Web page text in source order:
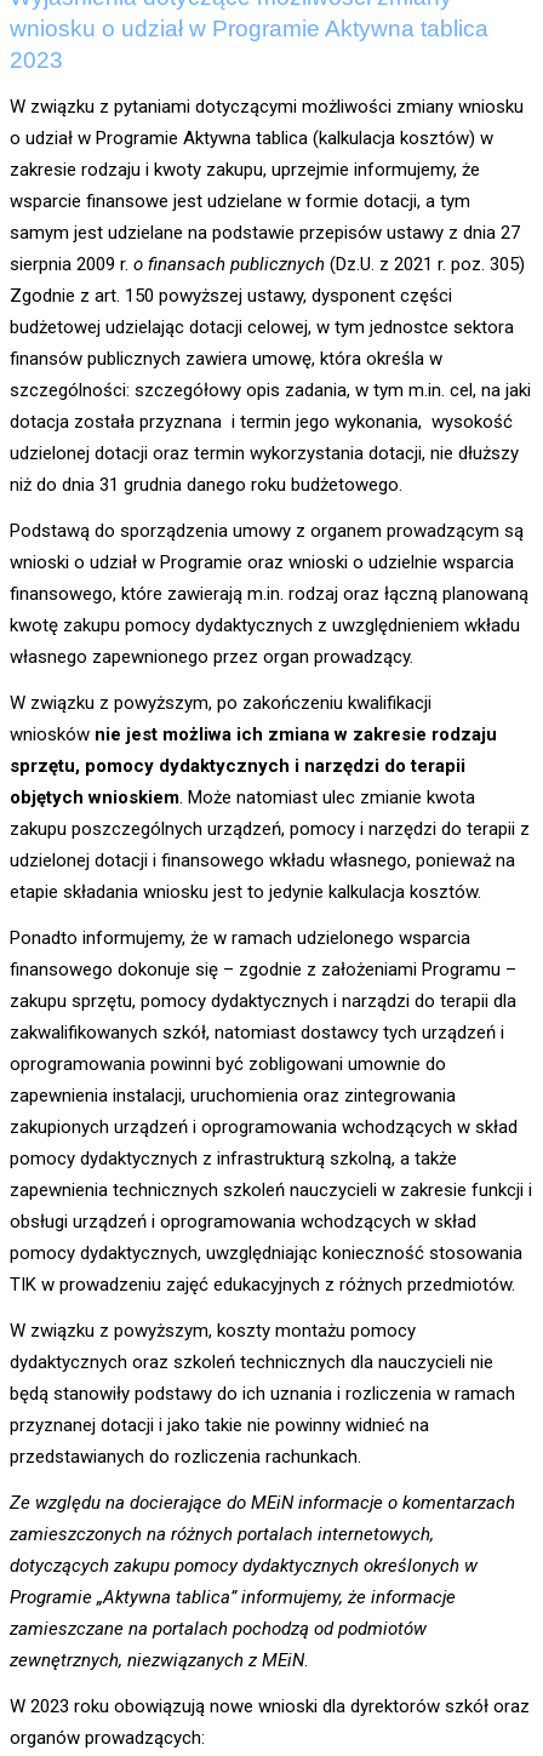
wniosku o udział w Programie Aktywna tablica
2023
W związku z pytaniami dotyczącymi możliwości zmiany wniosku
o udział w Programie Aktywna tablica (kalkulacja kosztów) w
zakresie rodzaju i kwoty zakupu, uprzejmie informujemy, że
wsparcie finansowe jest udzielane w formie dotacji, a tym
samym jest udzielane na podstawie przepisów ustawy z dnia 27
sierpnia 2009 r. o finansach publicznych (Dz.U. z 2021 r. poz. 305)
Zgodnie z art. 150 powyższej ustawy, dysponent części
budżetowej udzielając dotacji celowej, w tym jednostce sektora
finansów publicznych zawiera umowę, która określa w
szczególności: szczegółowy opis zadania, w tym m.in. cel, na jaki
dotacja została przyznana i termin jego wykonania, wysokość
udzielonej dotacji oraz termin wykorzystania dotacji, nie dłuższy
niż do dnia 31 grudnia danego roku budżetowego.
Podstawą do sporządzenia umowy z organem prowadzącym są
wnioski o udział w Programie oraz wnioski o udzielnie wsparcia
finansowego, które zawierają m.in. rodzaj oraz łączną planowaną
kwotę zakupu pomocy dydaktycznych z uwzględnieniem wkładu
własnego zapewnionego przez organ prowadzący.
W związku z powyższym, po zakończeniu kwalifikacji
wniosków nie jest możliwa ich zmiana w zakresie rodzaju
sprzętu, pomocy dydaktycznych i narzędzi do terapii
objętych wnioskiem . Może natomiast ulec zmianie kwota
zakupu poszczególnych urządzeń, pomocy i narzędzi do terapii z
udzielonej dotacji i finansowego wkładu własnego, ponieważ na
etapie składania wniosku jest to jedynie kalkulacja kosztów.
Ponadto informujemy, że w ramach udzielonego wsparcia
finansowego dokonuje się – zgodnie z założeniami Programu –
zakupu sprzętu, pomocy dydaktycznych i narządzi do terapii dla
zakwalifikowanych szkół, natomiast dostawcy tych urządzeń i
oprogramowania powinni być zobligowani umownie do
zapewnienia instalacji, uruchomienia oraz zintegrowania
zakupionych urządzeń i oprogramowania wchodzących w skład
pomocy dydaktycznych z infrastrukturą szkolną, a także
zapewnienia technicznych szkoleń nauczycieli w zakresie funkcji i
obsługi urządzeń i oprogramowania wchodzących w skład
pomocy dydaktycznych, uwzględniając konieczność stosowania
TIK w prowadzeniu zajęć edukacyjnych z różnych przedmiotów.
W związku z powyższym, koszty montażu pomocy
dydaktycznych oraz szkoleń technicznych dla nauczycieli nie
będą stanowiły podstawy do ich uznania i rozliczenia w ramach
przyznanej dotacji i jako takie nie powinny widnieć na
przedstawianych do rozliczenia rachunkach.
Ze względu na docierające do MEiN informacje o komentarzach
zamieszczonych na różnych portalach internetowych,
dotyczących zakupu pomocy dydaktycznych określonych w
Programie „Aktywna tablica” informujemy, że informacje
zamieszczane na portalach pochodzą od podmiotów
zewnętrznych, niezwiązanych z MEiN.
W 2023 roku obowiązują nowe wnioski dla dyrektorów szkół oraz
organów prowadzących: